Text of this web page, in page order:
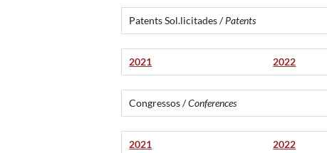
Patents Sol.licitades /Patents
2021 2022
Congressos /Conferences
2021 2022